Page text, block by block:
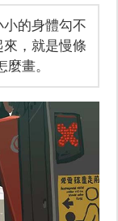
的身體勾不
，就是慢條
畫。